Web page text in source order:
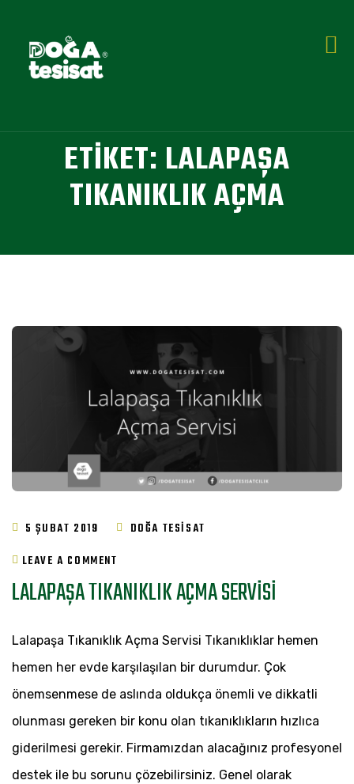
ETIKET: LALAPAŞA
TIKANIKLIK AÇMA
5 ŞUBAT 2019
DOĞA TESISAT
LEAVE A COMMENT
LALAPAŞA
AÇMA
SERVISI
LALAPAŞA TIKANIKLIK AÇMA SERVISI
Lalapaşa Tıkanıklık Açma Servisi Tıkanıklıklar hemen
hemen her evde karşılaşılan bir durumdur. Çok
önemsenmese de aslında oldukça önemli ve dikkatli
olunması gereken bir konu olan tıkanıklıkların hızlıca
giderilmesi gerekir. Firmamızdan alacağınız profesyonel
destek ile bu sorunu çözebilirsiniz. Genel olarak